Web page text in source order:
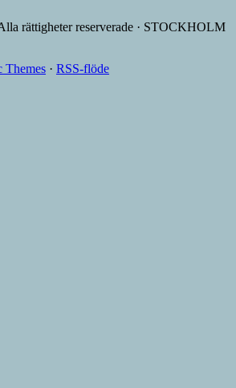
rättigheter reserverade · STOCKHOLM
Themes · RSS-flöde